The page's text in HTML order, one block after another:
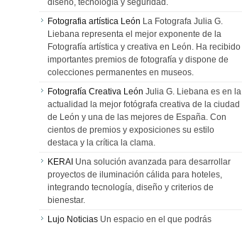
diseño, tecnología y seguridad.
Fotografia artística León La Fotografa Julia G.
Liebana representa el mejor exponente de la
Fotografía artística y creativa en León. Ha recibido
importantes premios de fotografía y dispone de
colecciones permanentes en museos.
Fotografía Creativa León Julia G. Liebana es en la
actualidad la mejor fotógrafa creativa de la ciudad
de León y una de las mejores de España. Con
cientos de premios y exposiciones su estilo
destaca y la crítica la clama.
KERAI Una solución avanzada para desarrollar
proyectos de iluminación cálida para hoteles,
integrando tecnología, diseño y criterios de
bienestar.
Lujo Noticias Un espacio en el que podrás